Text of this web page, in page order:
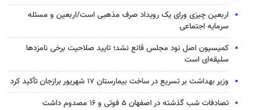
اربعین چیزی ورای یک رویداد صرف مذهبی است/اربعین و مسئله
سرمایه اجتماعی
کمیسیون اصل نود مجلس قانع نشد؛ تایید صلاحیت برخی نامزدها
سلیقه‌ای است
وزیر بهداشت بر تسریع در ساخت بیمارستان ۱۷ شهریور برازجان تأکید کرد
تصادفات شب گذشته در اصفهان ۵ فوتی و ۱۶ مصدوم داشت